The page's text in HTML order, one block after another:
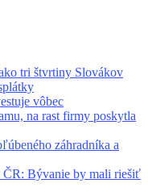
tri štvrtiny Slovákov
vôbec
na rast firmy poskytla
záhradníka a
ČR: Bývanie by mali riešiť